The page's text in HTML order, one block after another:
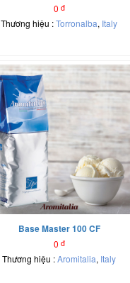
0 đ
Thương hiệu :Torronalba, Italy
Base Master 100 CF
0 đ
Thương hiệu :Aromitalia, Italy